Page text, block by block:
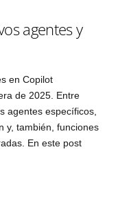
agentes y
en Copilot
de 2025. Entre
agentes específicos,
y, también, funciones
En este post